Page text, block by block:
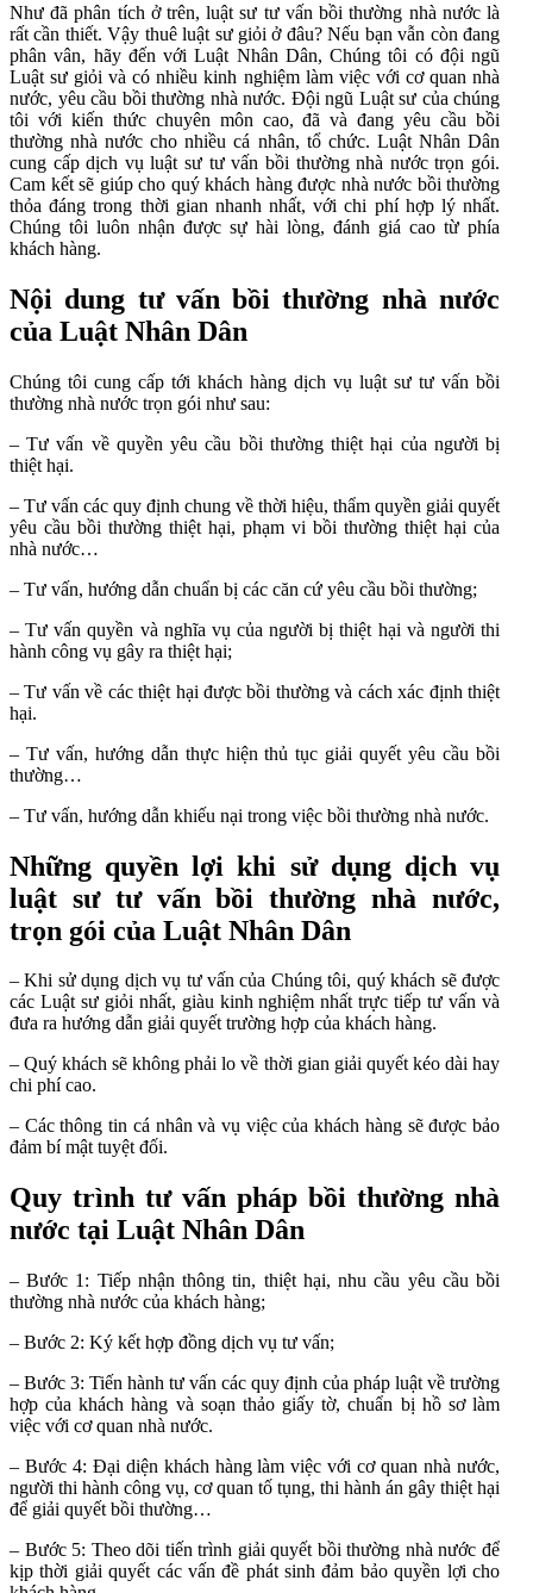
Như đã phân tích ở trên, luật sư tư vấn bồi thường nhà nước là
rất cần thiết. Vậy thuê luật sư giỏi ở đâu? Nếu bạn vẫn còn đang
phân vân, hãy đến với Luật Nhân Dân, Chúng tôi có đội ngũ
Luật sư giỏi và có nhiều kinh nghiệm làm việc với cơ quan nhà
nước, yêu cầu bồi thường nhà nước. Đội ngũ Luật sư của chúng
tôi với kiến thức chuyên môn cao, đã và đang yêu cầu bồi
thường nhà nước cho nhiều cá nhân, tổ chức. Luật Nhân Dân
cung cấp dịch vụ luật sư tư vấn bồi thường nhà nước trọn gói.
Cam kết sẽ giúp cho quý khách hàng được nhà nước bồi thường
thỏa đáng trong thời gian nhanh nhất, với chi phí hợp lý nhất.
Chúng tôi luôn nhận được sự hài lòng, đánh giá cao từ phía
khách hàng.
Nội dung tư vấn bồi thường nhà nước
của Luật Nhân Dân
Chúng tôi cung cấp tới khách hàng dịch vụ luật sư tư vấn bồi
thường nhà nước trọn gói như sau:
– Tư vấn về quyền yêu cầu bồi thường thiệt hại của người bị
thiệt hại.
– Tư vấn các quy định chung về thời hiệu, thẩm quyền giải quyết
yêu cầu bồi thường thiệt hại, phạm vi bồi thường thiệt hại của
nhà nước…
– Tư vấn, hướng dẫn chuẩn bị các căn cứ yêu cầu bồi thường;
– Tư vấn quyền và nghĩa vụ của người bị thiệt hại và người thi
hành công vụ gây ra thiệt hại;
– Tư vấn về các thiệt hại được bồi thường và cách xác định thiệt
hại.
– Tư vấn, hướng dẫn thực hiện thủ tục giải quyết yêu cầu bồi
thường…
– Tư vấn, hướng dẫn khiếu nại trong việc bồi thường nhà nước.
Những quyền lợi khi sử dụng dịch vụ
luật sư tư vấn bồi thường nhà nước,
trọn gói của Luật Nhân Dân
– Khi sử dụng dịch vụ tư vấn của Chúng tôi, quý khách sẽ được
các Luật sư giỏi nhất, giàu kinh nghiệm nhất trực tiếp tư vấn và
đưa ra hướng dẫn giải quyết trường hợp của khách hàng.
– Quý khách sẽ không phải lo về thời gian giải quyết kéo dài hay
chi phí cao.
– Các thông tin cá nhân và vụ việc của khách hàng sẽ được bảo
đảm bí mật tuyệt đối.
Quy trình tư vấn pháp bồi thường nhà
nước tại Luật Nhân Dân
– Bước 1: Tiếp nhận thông tin, thiệt hại, nhu cầu yêu cầu bồi
thường nhà nước của khách hàng;
– Bước 2: Ký kết hợp đồng dịch vụ tư vấn;
– Bước 3: Tiến hành tư vấn các quy định của pháp luật về trường
hợp của khách hàng và soạn thảo giấy tờ, chuẩn bị hồ sơ làm
việc với cơ quan nhà nước.
– Bước 4: Đại diện khách hàng làm việc với cơ quan nhà nước,
người thi hành công vụ, cơ quan tố tụng, thi hành án gây thiệt hại
để giải quyết bồi thường…
– Bước 5: Theo dõi tiến trình giải quyết bồi thường nhà nước để
kịp thời giải quyết các vấn đề phát sinh đảm bảo quyền lợi cho